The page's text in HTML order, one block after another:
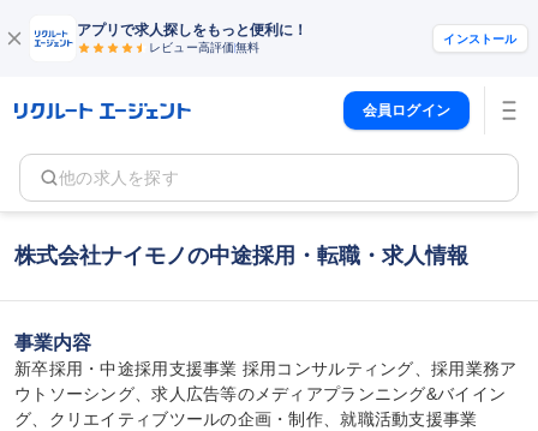
アプリで求人探しをもっと便利に！
レビュー高評価無料
インストール
会員ログイン
他の求人を探す
株式会社ナイモノの中途採用・転職・求人情報
事業内容
新卒採用・中途採用支援事業 採用コンサルティング、採用業務ア
ウトソーシング、求人広告等のメディアプランニング&バイイン
グ、クリエイティブツールの企画・制作、就職活動支援事業